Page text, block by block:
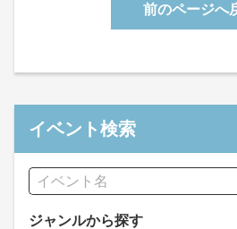
前のページへ
イベント検索
ジャンルから探す